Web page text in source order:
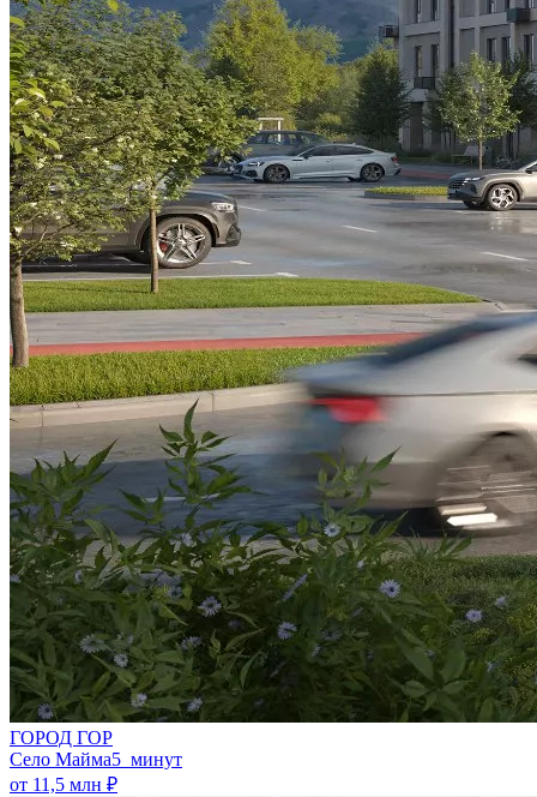
ГОРОД ГОР
Село Майма5 минут
от 11,5 млн ₽